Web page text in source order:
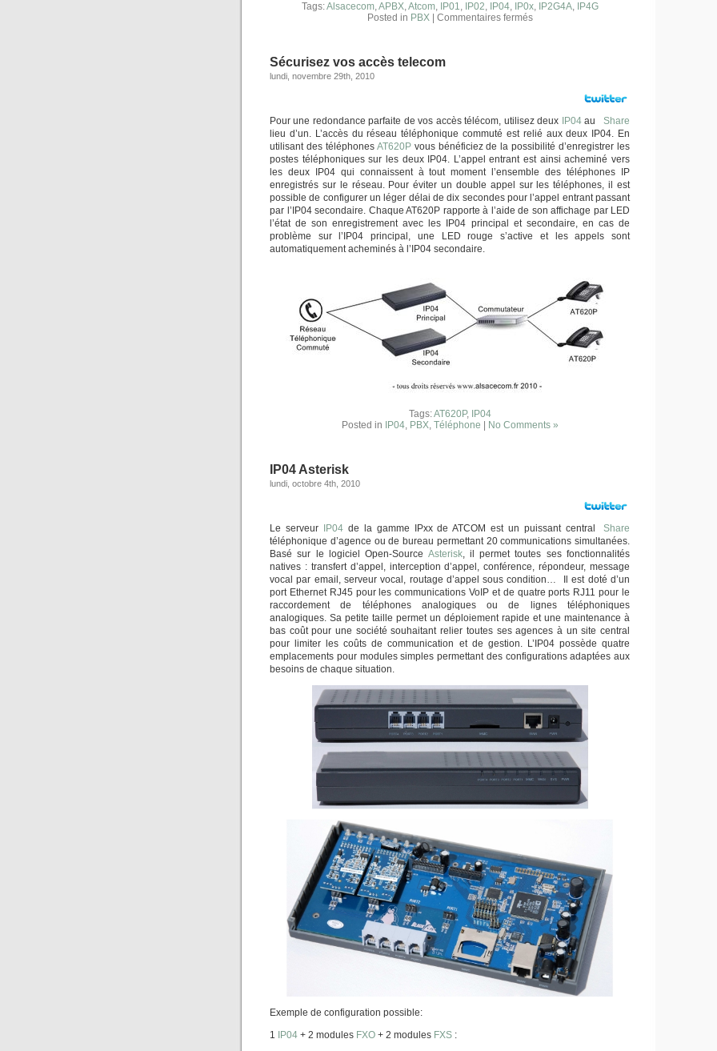
Tags:Alsacecom,APBX,Atcom, IP01, IP02, IP04, IP0x, IP2G4A, IP4G
Posted in PBX| Commentaires fermés
Sécurisez vos accès telecom
lundi, novembre 29th, 2010
Share
Pour une redondance parfaite de vos accès télécom, utilisez deux IP04au
lieu d’un. L’accès du réseau téléphonique commuté est relié aux deux IP04. En
utilisant des téléphones AT620Pvous bénéficiez de la possibilité d’enregistrer les
postes téléphoniques sur les deux IP04. L’appel entrant est ainsi acheminé vers
les deux IP04 qui connaissent à tout moment l’ensemble des téléphones IP
enregistrés sur le réseau. Pour éviter un double appel sur les téléphones, il est
possible de configurer un léger délai de dix secondes pour l’appel entrant passant
par l’IP04 secondaire. Chaque AT620P rapporte à l’aide de son affichage par LED
l’état de son enregistrement avec les IP04 principal et secondaire, en cas de
problème sur l’IP04 principal, une LED rouge s’active et les appels sont
automatiquement acheminés à l’IP04 secondaire.
Tags:AT620P, IP04
Posted in
IP04, PBX, Téléphone No Comments »
IP04 Asterisk
lundi, octobre 4th, 2010
Share
Le serveur IP04de la gamme IPxx de ATCOM est un puissant central
téléphonique d’agence ou de bureau permettant 20 communications simultanées.
Basé sur le logiciel Open-Source Asterisk, il permet toutes ses fonctionnalités
natives : transfert d’appel, interception d’appel, conférence, répondeur, message
vocal par email, serveur vocal, routage d’appel sous condition… Il est doté d’un
port Ethernet RJ45 pour les communications VoIP et de quatre ports RJ11 pour le
raccordement de téléphones analogiques ou de lignes téléphoniques
analogiques. Sa petite taille permet un déploiement rapide et une maintenance à
bas coût pour une société souhaitant relier toutes ses agences à un site central
pour limiter les coûts de communication et de gestion. L’IP04 possède quatre
emplacements pour modules simples permettant des configurations adaptées aux
besoins de chaque situation.
Exemple de configuration possible:
1
IP04 + 2 modules FXO + 2 modules FXS :